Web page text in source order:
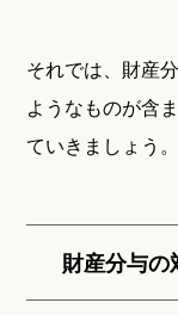
それでは、財産
ようなものが含
ていきましょう。
財産分与